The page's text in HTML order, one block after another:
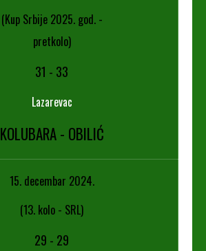
(Kup Srbije 2025. god. -
pretkolo)
31 - 33
Lazarevac
KOLUBARA - OBILIĆ
15. decembar 2024.
(13. kolo - SRL)
29 - 29